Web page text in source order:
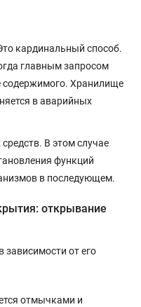
кардинальный способ.
главным запросом
содержимого. Хранилище
в аварийных
В этом случае
функций
в последующем.
открывание
от его
отмычками и